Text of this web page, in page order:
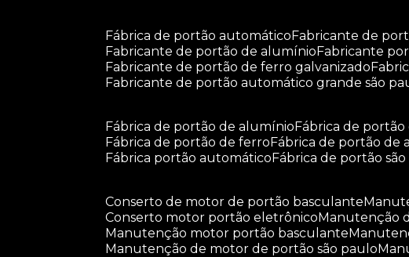
fábrica de portão automático
fabricante de
fabricante de portão de alumínio
fabricante
fabricante de portão de ferro galvanizado
fabricante de portão automático grande são
fábrica de portão de alumínio
fábrica de
fábrica de portão de ferro
fábrica de portão de
fábrica portão automático
fábrica de portão
conserto de motor de portão basculante
conserto motor portão eletrônico
manutenção motor portão basculante
manutenção de motor de portão são paulo